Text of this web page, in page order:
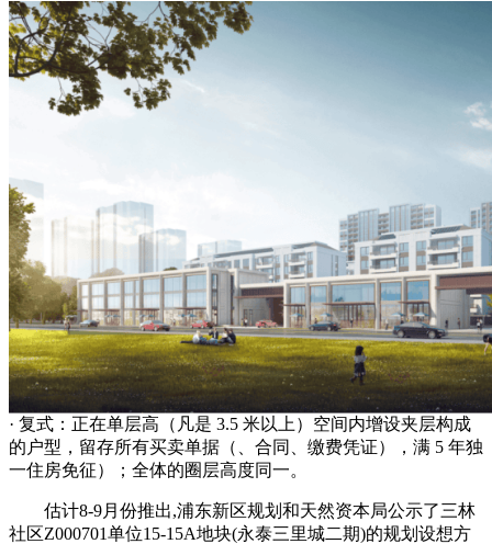
· 复式：正在单层高（凡是 3.5 米以上）空间内增设夹层构成
的户型，留存所有买卖单据（、合同、缴费凭证），满 5 年独
一住房免征）；全体的圈层高度同一。
估计8-9月份推出,浦东新区规划和天然资本局公示了三林
社区Z000701单位15-15A地块(永泰三里城二期)的规划设想方